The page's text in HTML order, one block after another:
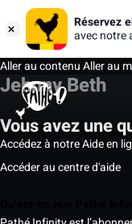
Réservez
avec notre
Aller au contenuAller au
Jehnny Beth
Vous avez une
Accédez à notre Aide en
Accéder au centre d'aide